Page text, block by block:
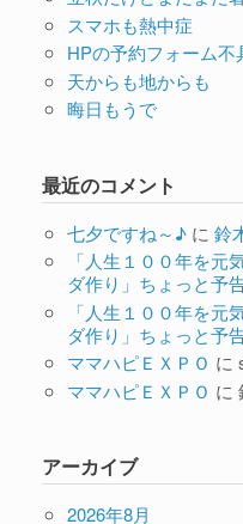
スマホも熱中症
HPの予約フォーム不
天からも地からも
晦日もうで
最近のコメント
七夕ですね～♪に 鈴
「人生１００年を元
ダ作り」ちょっと予
「人生１００年を元
ダ作り」ちょっと予
ママハピＥＸＰＯ に
ママハピＥＸＰＯ に
アーカイブ
2026年8月